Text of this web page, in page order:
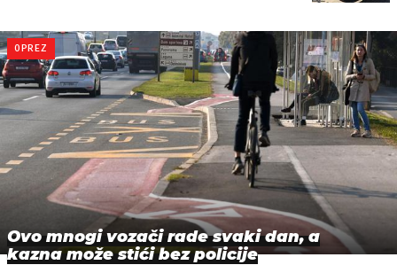
OPREZ
Ovo mnogi vozači rade svaki dan, a
kazna može stići bez policije